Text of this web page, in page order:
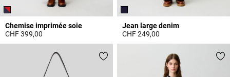
Chemise imprimée soie
CHF 399,00
Jean large denim
CHF 249,00